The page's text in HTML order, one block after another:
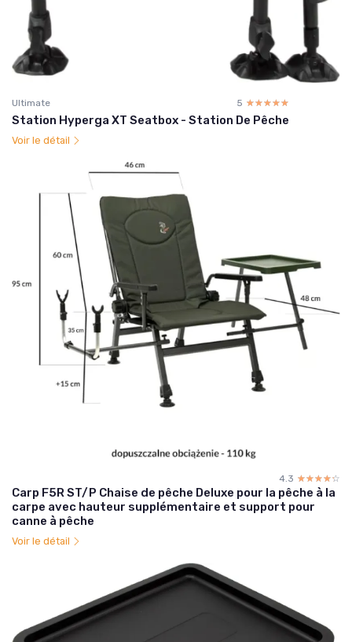
Ultimate 5 ☆☆☆☆☆
★★★★★
Station Hyperga XT Seatbox - Station De Pêche
Voir le détail
4.3 ☆☆☆☆☆
★★★★★
Carp F5R ST/P Chaise de pêche Deluxe pour la pêche à la
carpe avec hauteur supplémentaire et support pour
canne à pêche
Voir le détail